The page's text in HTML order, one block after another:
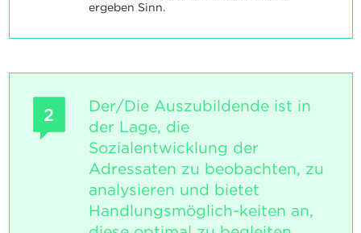
ergeben Sinn.
2
Der/Die Auszubildende ist in
der Lage, die
Sozialentwicklung der
Adressaten zu beobachten, zu
analysieren und bietet
Handlungsmöglich-keiten an,